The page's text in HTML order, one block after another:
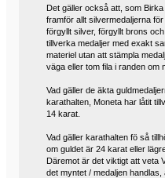
Det gäller också att, som
framför allt silvermedaljerna
förgyllt silver, förgyllt brons
tillverka medaljer med exakt
materiel utan att stämpla
väga eller tom fila i randen om
Vad gäller de äkta
karathalten, Moneta har låtit
14 karat.
Vad gäller karathalten fö så
om guldet är 24 karat eller
Däremot är det viktigt att veta
det myntet / medaljen